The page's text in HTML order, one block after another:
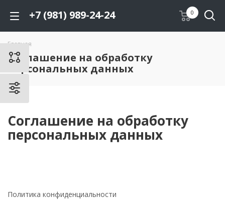
+7 (981) 989-24-24 0
Главная
Соглашение на обработку
персональных данных
Соглашение на обработку
персональных данных
Политика конфиденциальности